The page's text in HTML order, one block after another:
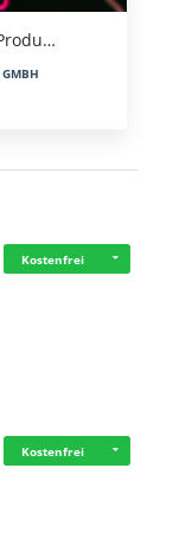
GMBH
Kostenfrei
Kostenfrei